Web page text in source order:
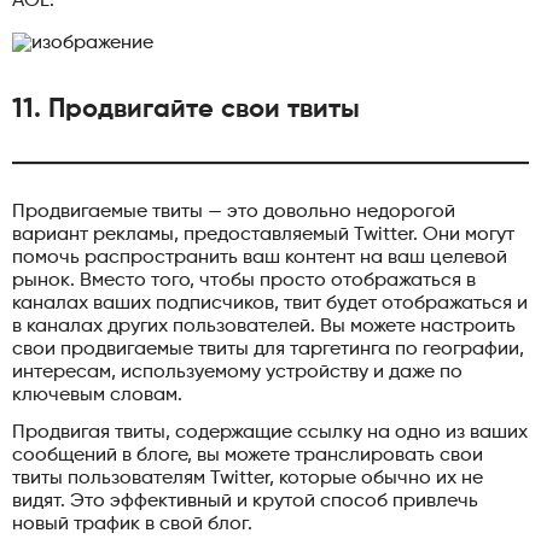
11. Продвигайте свои твиты
Продвигаемые твиты — это довольно недорогой
вариант рекламы, предоставляемый Twitter. Они могут
помочь распространить ваш контент на ваш целевой
рынок. Вместо того, чтобы просто отображаться в
каналах ваших подписчиков, твит будет отображаться и
в каналах других пользователей. Вы можете настроить
свои продвигаемые твиты для таргетинга по географии,
интересам, используемому устройству и даже по
ключевым словам.
Продвигая твиты, содержащие ссылку на одно из ваших
сообщений в блоге, вы можете транслировать свои
твиты пользователям Twitter, которые обычно их не
видят. Это эффективный и крутой способ привлечь
новый трафик в свой блог.